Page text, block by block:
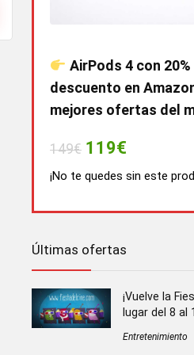
AirPods 4 con 20%
descuento en
mejores ofertas del
149€ 119€
¡No te quedes sin este
Últimas ofertas
¡Vuelve la
lugar del 8 al
Entretenimiento